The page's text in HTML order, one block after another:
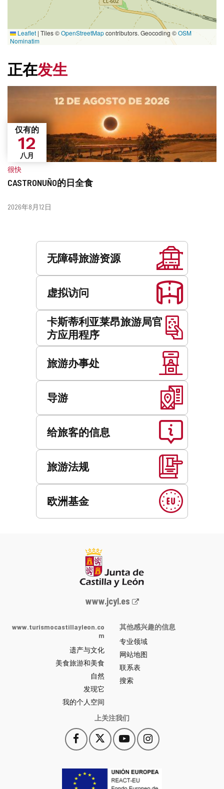
Leaflet | Tiles ©OpenStreetMapcontributors. Geocoding ©OSM
Nominatim
正在发生
CASTRONUÑO的日全食
仅有的
12
八月
什
很快
日
2026年8月12日
无障碍旅游资源
虚拟访问
卡斯蒂利亚莱昂旅游局官
方应用程序
旅游办事处
导游
给旅客的信息
旅游法规
欧洲基金
Junta
y
León
网
站
门
户
-
www.jcyl.es
www.turismocastillayleon.co
m
遗产与文化
美食旅游和美食
自然
发现它
我的个人空间
其他感兴趣的信息
专业领域
网站地图
联系表
搜索
上关注我们
Facebook
此
链
会
打
此
链
YouTube
此
链
会
打
Instagram
此
链
会